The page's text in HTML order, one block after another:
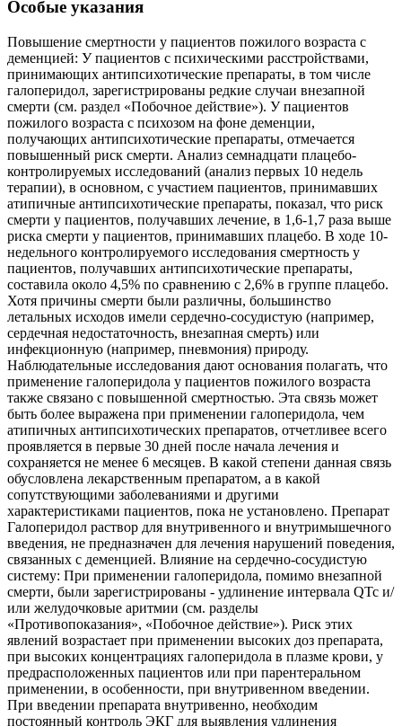
Особые указания
Повышение смертности у пациентов пожилого возраста с деменцией: У пациентов с психическими расстройствами, принимающих антипсихотические препараты, в том числе галоперидол, зарегистрированы редкие случаи внезапной смерти (см. раздел «Побочное действие»). У пациентов пожилого возраста с психозом на фоне деменции, получающих антипсихотические препараты, отмечается повышенный риск смерти. Анализ семнадцати плацебо-контролируемых исследований (анализ первых 10 недель терапии), в основном, с участием пациентов, принимавших атипичные антипсихотические препараты, показал, что риск смерти у пациентов, получавших лечение, в 1,6-1,7 раза выше риска смерти у пациентов, принимавших плацебо. В ходе 10-недельного контролируемого исследования смертность у пациентов, получавших антипсихотические препараты, составила около 4,5% по сравнению с 2,6% в группе плацебо. Хотя причины смерти были различны, большинство летальных исходов имели сердечно-сосудистую (например, сердечная недостаточность, внезапная смерть) или инфекционную (например, пневмония) природу. Наблюдательные исследования дают основания полагать, что применение галоперидола у пациентов пожилого возраста также связано с повышенной смертностью. Эта связь может быть более выражена при применении галоперидола, чем атипичных антипсихотических препаратов, отчетливее всего проявляется в первые 30 дней после начала лечения и сохраняется не менее 6 месяцев. В какой степени данная связь обусловлена лекарственным препаратом, а в какой сопутствующими заболеваниями и другими характеристиками пациентов, пока не установлено. Препарат Галоперидол раствор для внутривенного и внутримышечного введения, не предназначен для лечения нарушений поведения, связанных с деменцией. Влияние на сердечно-сосудистую систему: При применении галоперидола, помимо внезапной смерти, были зарегистрированы - удлинение интервала QTc и/или желудочковые аритмии (см. разделы «Противопоказания», «Побочное действие»). Риск этих явлений возрастает при применении высоких доз препарата, при высоких концентрациях галоперидола в плазме крови, у предрасположенных пациентов или при парентеральном применении, в особенности, при внутривенном введении. При введении препарата внутривенно, необходим постоянный контроль ЭКГ для выявления удлинения интервала QTc и желудочковых аритмий. Рекомендуется соблюдать осторожность при применении у пациентов с брадикардией, заболеваниями сердца, удлинением интервала QTc в семейном анамнезе или при употреблении алкоголя в больших дозах в анамнезе. Также осторожность необходима при лечении пациентов с потенциально высокими концентрациями галоперидола в плазме крови (см. подраздел «Медленные метаболизаторы по изоферменту CYP2D6»). До начала лечения рекомендуется провести контроль ЭКГ. Во время лечения следует оценить необходимость мониторирования ЭКГ с целью выявления удлинения интервала QTc и желудочковых аритмий у всех пациентов. Постоянный контроль ЭКГ необходим при повторном внутримышечном введении препарата. У пациентов, которым препарат Галоперидол был назначен для профилактики или лечения послеоперационной тошноты и рвоты, постоянный контроль ЭКГ рекомендуется проводить в течение 6 часов после инъекции. Рекомендуется снизить дозу при удлинении интервала QTc во время лечения, и если QTc превышает 500 мс, галоперидол должен быть отменен. Нарушения электролитного баланса, такие как гипокалиемия и гипомагниемия, повышают риск развития желудочковых аритмий и должны быть компенсированы до начала лечения галоперидолом. Рекомендуется предварительный и периодический контроль содержания электролитов в плазме крови. Также были зарегистрированы тахикардия и артериальная гипотензия (в том числе ортостатическая гипотензия) (см. раздел «Побочное действие»). При назначении галоперидола пациентам с артериальной гипотензией или ортостатической гипотензией рекомендуется соблюдать осторожность. Цереброваскулярные события: В рандомизированных плацебо-контролируемых клинических исследованиях отмечалось повышение риска цереброваскулярных нежелательных явлений при применении некоторых атипичных антипсихотических препаратов у пациентов с деменцией приблизительно в 3 раза. В наблюдательных исследованиях, в которых сравнивалась частота инсульта у пожилых пациентов, получавших какой-либо антипсихотический препарат, и пациентов, не принимавших такие лекарственные препараты, выявлена повышенная частота инсульта в первой группе пациентов. Эта частота может быть выше при применении всех бутирофенонов, включая галоперидол. Механизм повышения риска не установлен. Нельзя исключить повышение риска и у других групп пациентов. Препарат Галоперидол следует применять с осторожностью у пациентов с факторами риска инсульта. Злокачественный нейролептический синдром При применении галоперидола может развиться злокачественный нейролептический синдром - редкая реакция по типу идиосинкразии, характеризующейся гипертермией, генерализованной мышечной ригидностью, вегетативной лабильностью, нарушением сознания и повышением активности креатинфосфокиназы в сыворотке крови. Ранним признаком данного синдрома часто является гипертермия. Необходимо незамедлительно прервать лечение антипсихотическими препаратами и, в условиях тщательного наблюдения, начать соответствующую поддерживающую терапию. Поздняя дискинезия: Поздняя дискинезия может возникнуть у некоторых пациентов при длительном применении или отмене лекарственного препарата. Синдром проявляется, главным образом, ритмичными непроизвольными движениями мышц языка, лица, губ или челюсти. У некоторых пациентов проявления могут носить постоянный характер. Синдром может быть маскирован при возобновлении лечения, при повышении дозы или при переходе на лечение другими антипсихотическими препаратами. При появлении признаков и симптомов поздней дискинезии необходимо рассмотреть возможность отмены всех антипсихотических препаратов, включая галоперидол. Экстрапирамидные симптомы: Могут наблюдаться экстрапирамидные симптомы (например, тремор, ригидность мышц, гиперсаливация, брадикардия, акатизия, острая мышечная дистония). При применении галоперидола может развиться акатизия, характеризующаяся субъективно неприятным или тревожным беспокойством и потребностью все время быть в движении, часто сопровождающейся невозможностью сидеть или стоять спокойно. Наиболее вероятно развитие акатизии в течение первых нескольких недель лечения. Для пациентов с такими симптомами повышение дозы может представлять опасность. Острая мышечная дистония может возникнуть в течение первых нескольких дней лечения галоперидолом, но также может появиться и в более поздние сроки или после повышения дозы. Симптомы мышечной дистонии: кривошея, гримасничанье, спазм жевательной мускулатуры (тризм), высовывание языка и необычные движения глаз, включая окулогирный криз. У пациентов мужского пола и лиц более молодого возраста риск развития таких реакций выше. При развитии острой мышечной дистонии следует прекратить применение препарата. При необходимости купирования экстрапирамидных симптомов можно применять противопаркинсонические препараты антихолинергического действия, однако, их применение в качестве профилактической меры не рекомендуется. Если требуется одновременное лечение противопаркинсоническим препаратом, а он выводится быстрее, чем галоперидол, то его прием следует продолжить и после отмены галоперидола, чтобы избежать развития или обострения экстрапирамидных симптомов. При одновременном применении антихолинергических препаратов, в том числе противопаркинсонических препаратов, с галоперидолом необходимо помнить о возможности повышения внутриглазного давления. Судороги/припадки: Сообщалось, что галоперидол может вызывать судороги. При лечении пациентов с эпилепсией и в состояниях, предрасполагающих к развитию судорог (например, алкогольный абстинентный синдром, травма головного мозга), следует соблюдать осторожность. Нарушения со стороны печени и желчевыводящих путей Поскольку галоперидол метаболизируется в печени, рекомендуется снижение дозы и соблюдение мер предосторожности при лечении пациентов с печеночной недостаточностью (см. разделы «Способ применения и дозы» и «Фармакокинетика»). Известны отдельные случаи нарушения функции печени или гепатита, чаще всего холестатического (см. раздел «Побочное действие»). Нарушения со стороны эндокринной системы: Тироксин может усилить токсичность галоперидола. Антипсихотические препараты у пациентов с гипертиреозом должны применяться с осторожностью и только в сочетании с терапией, направленной на достижение эутиреоидного состояния. К гормональным эффектам антипсихотических препаратов относится гиперпролактинемия, которая может вызвать галакторею, гинекомастию и олигоменорею или аменорею (см. раздел «Побочное действие»). Исследования культур тканей показывают, что пролактин может стимулировать рост клеток опухолей молочной железы у человека. Хотя четкой связи между применением антипсихотических препаратов и раком молочной железы у человека в клинических и эпидемиологических исследованиях не выявлено, рекомендуется соблюдать осторожность при лечении пациентов с соответствующим медицинским анамнезом. У пациентов с исходной гиперпролактинемией и у пациентов с возможными пролактинзависимыми опухолями галоперидол следует применять с осторожностью. При применении галоперидола отмечались гипогликемия и синдром неадекватной секреции антидиуретического гормона (см. раздел «Побочное действие»). Венозная тромбоэмболия: При применении антипсихотических препаратов были зарегистрированы случаи венозной тромбоэмболии (ВТЭ). Так как у пациентов, принимающих антипсихотические препараты, часто наблюдаются приобретенные факторы риска ВТЭ, необходимо выявить все возможные факторы риска ВТЭ до начала и во время лечения галоперидолом и предпринять соответствующие профилактические меры. Ответ на лечение и отмена препарата При шизофрении ответ на лечение антипсихотическими препаратами может быть отстроченным. В случае отмены антипсихотических препаратов, симптомы, связанные с основным